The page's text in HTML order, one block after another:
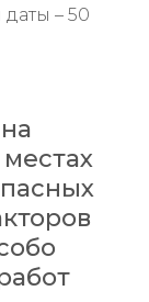
– 50